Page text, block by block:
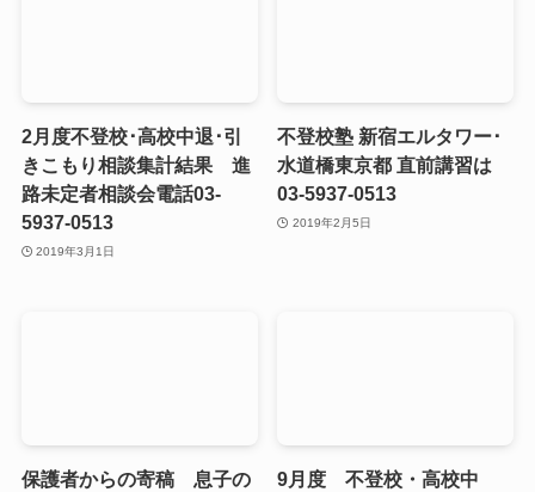
2月度不登校･高校中退･引
きこもり相談集計結果 進
路未定者相談会電話03-
5937-0513
2019年3月1日
不登校塾 新宿エルタワー･
水道橋東京都 直前講習は
03-5937-0513
2019年2月5日
保護者からの寄稿 息子の
9月度 不登校・高校中